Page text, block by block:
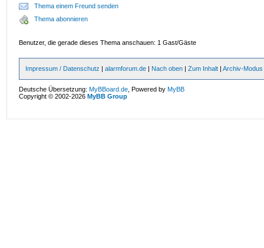
Thema einem Freund senden
Thema abonnieren
Benutzer, die gerade dieses Thema anschauen: 1 Gast/Gäste
Impressum / Datenschutz |alarmforum.de | Nach oben |Zum Inhalt |Archiv-Modus
Deutsche Übersetzung:MyBBoard.de , Powered byMyBB
Copyright © 2002-2026MyBB Group